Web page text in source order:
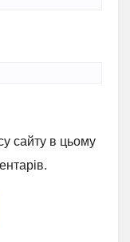
сайту в цьому